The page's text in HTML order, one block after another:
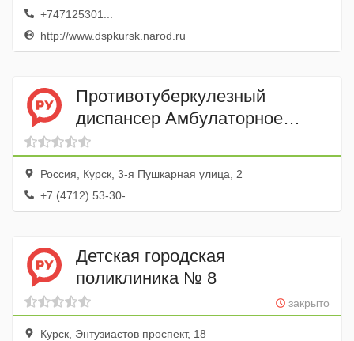
+747125301...
http://www.dspkursk.narod.ru
Противотуберкулезный
диспансер Амбулаторное
отделение для детей
поликлиники
Россия, Курск, 3-я Пушкарная улица, 2
+7 (4712) 53-30-...
Детская городская
поликлиника № 8
закрыто
Курск, Энтузиастов проспект, 18